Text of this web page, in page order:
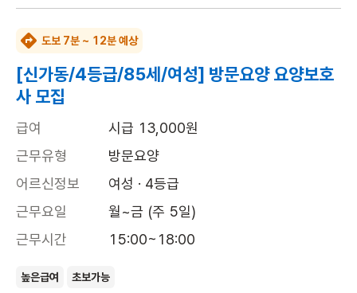
도보 7분 ~ 12분 예상
[신가동/4등급/85세/여성] 방문요양 요양보호
사 모집
급여
시급 13,000원
근무유형
방문요양
어르신정보
여성 · 4등급
근무요일
월~금 (주 5일)
근무시간
15:00~18:00
높은급여 초보가능